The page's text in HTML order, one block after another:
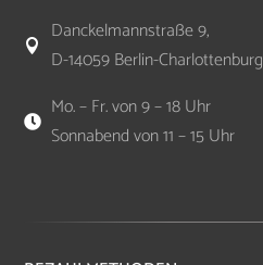

Danckelmannstraße 9,
D-14059 Berlin-Charlottenburg

Mo. – Fr. von 9 – 18 Uhr
Sonnabend von 11 – 15 Uhr